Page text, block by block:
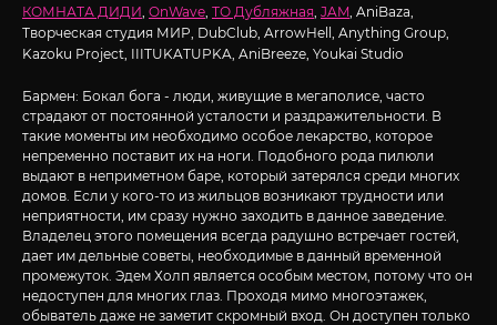
КОМНАТА ДИДИ, OnWave, ТО Дубляжная, JAM, AniBaza,
Творческая студия МИР, DubClub, ArrowHell, Anything Group,
Kazoku Project, IIITUKATUPKA, AniBreeze, Youkai Studio
Бармен: Бокал бога - люди, живущие в мегаполисе, часто
страдают от постоянной усталости и раздражительности. В
такие моменты им необходимо особое лекарство, которое
непременно поставит их на ноги. Подобного рода пилюли
выдают в неприметном баре, который затерялся среди многих
домов. Если у кого-то из жильцов возникают трудности или
неприятности, им сразу нужно заходить в данное заведение.
Владелец этого помещения всегда радушно встречает гостей,
дает им дельные советы, необходимые в данный временной
промежуток. Эдем Холп является особым местом, потому что он
недоступен для многих глаз. Проходя мимо многоэтажек,
обыватель даже не заметит скромный вход. Он доступен только